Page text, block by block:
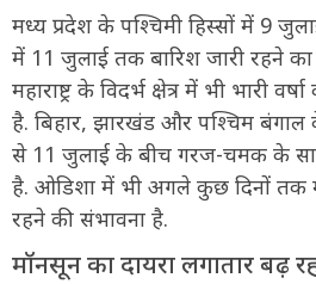
मध्य प्रदेश के पश्चिमी हिस्सों में 9
में 11 जुलाई तक बारिश जारी रहने
महाराष्ट्र के विदर्भ क्षेत्र में भी भारी
है. बिहार, झारखंड और पश्चिम बंगाल
से 11 जुलाई के बीच गरज-चमक के
है. ओडिशा में भी अगले कुछ दिनों तक
रहने की संभावना है.
मॉनसून का दायरा लगातार बढ़